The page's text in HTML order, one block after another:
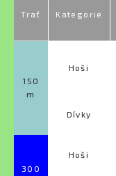
Trať Kategorie
150
m
Hoši
Dívky
300
Hoši